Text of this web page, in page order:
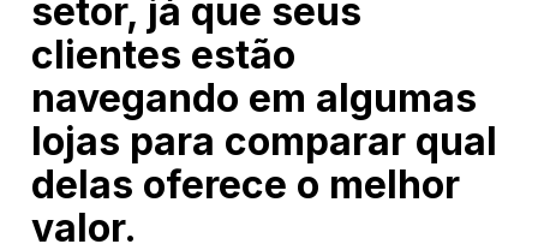
setor, já que seus
clientes estão
navegando em algumas
lojas para comparar qual
delas oferece o melhor
valor.